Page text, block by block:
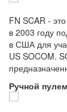
FN SCAR -
в 2003 году
в США для
US SOCOM.
Ручной